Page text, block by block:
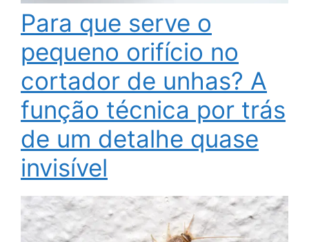
Para que serve o
pequeno orifício no
cortador de unhas? A
função técnica por trás
de um detalhe quase
invisível